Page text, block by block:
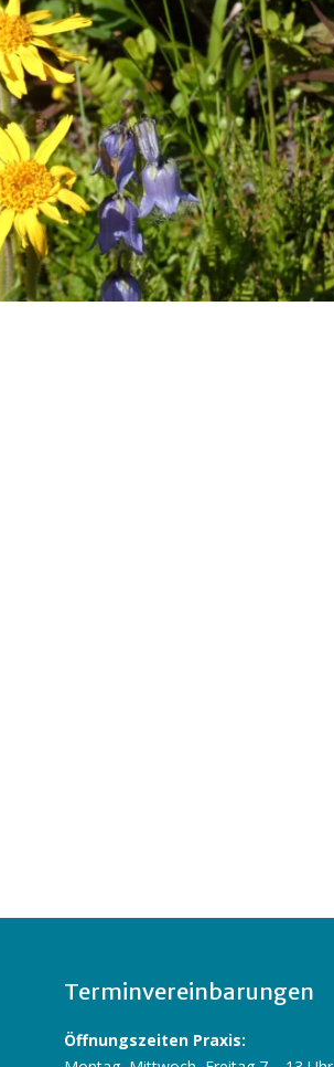
Terminvereinbarungen
Öffnungszeiten Praxis: